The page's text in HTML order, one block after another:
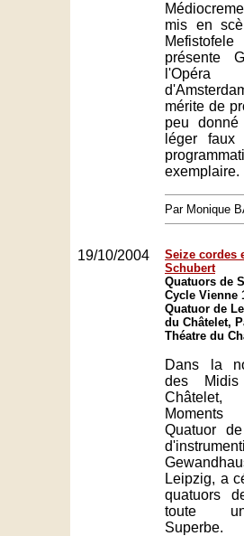
mis en
présente
l'Opéra
mérite de
peu
léger
exemplaire.
Par Monique
19/10/2004
Seize cordes
Schubert
Quatuors de
Cycle Vienne
Quatuor de
du Châtelet,
Théatre du
Dans la
des
Quatuor
Leipzig, a
quatuors
toute
Superbe.